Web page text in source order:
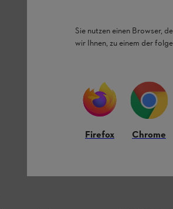
Sie nutzen einen Browser,
wir Ihnen, zu einem der
Firefox Chrome